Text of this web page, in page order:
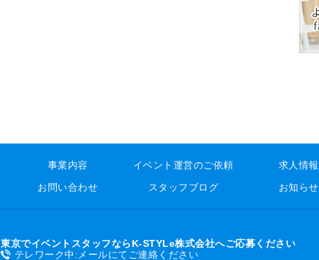
事業内容 イベント運営のご依頼 求人情報
お問い合わせ スタッフブログ お知らせ
東京でイベントスタッフならK-STYLe株式会社へご応募ください
テレワーク中:メールにてご連絡ください